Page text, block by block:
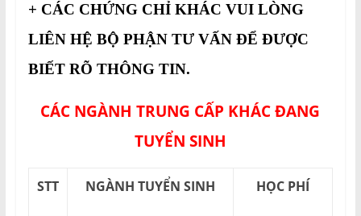
+ CÁC CHỨNG CHỈ KHÁC VUI LÒNG
LIÊN HỆ BỘ PHẬN TƯ VẤN ĐỂ ĐƯỢC
BIẾT RÕ THÔNG TIN.
CÁC NGÀNH TRUNG CẤP KHÁC ĐANG
TUYỂN SINH
STT NGÀNH TUYỂN SINH HỌC PHÍ